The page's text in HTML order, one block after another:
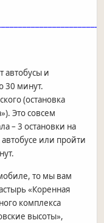
автобусы и
30 минут.
(остановка
Это совсем
– 3 остановки на
или пройти
то мы вам
«Коренная
комплекса
высоты»,